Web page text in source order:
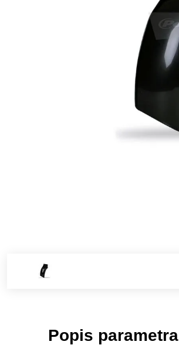
Popis parametra